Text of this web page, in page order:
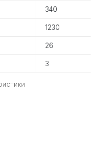
340
1230
26
3